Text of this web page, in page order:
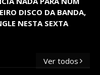
DISCO DA BANDA,
NESTA SEXTA
Ver todos